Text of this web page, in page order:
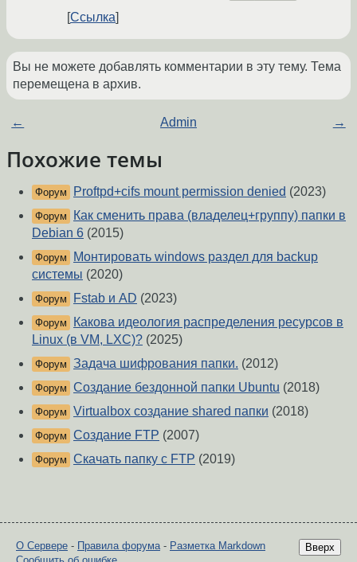
Ссылка
Вы не можете добавлять комментарии в эту тему. Тема
перемещена в архив.
← Admin →
Похожие темы
Форум Proftpd+cifs mount permission denied (2023)
Форум
Как сменить права (владелец+группу) папки в
Debian 6 (2015)
Форум
Монтировать windows раздел для backup
системы (2020)
Форум Fstab и AD (2023)
Форум
Какова идеология распределения ресурсов в
Linux (в VM, LXC)? (2025)
Форум Задача шифрования папки. (2012)
Форум Создание бездонной папки Ubuntu (2018)
Форум Virtualbox создание shared папки (2018)
Форум Создание FTP (2007)
Форум Скачать папку с FTP (2019)
Вверх
О Сервере - Правила форума- Разметка Markdown